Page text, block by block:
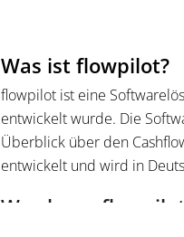
Was ist flowpilot?
flowpilot ist eine
entwickelt wurde. Die
Überblick über den
entwickelt und wird in
Was kann